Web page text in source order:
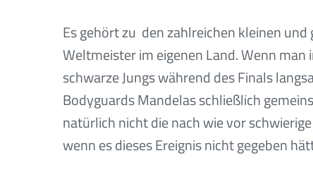
Es gehört zu den zahlreichen kleinen
Weltmeister im eigenen Land. Wenn
schwarze Jungs während des Finals
Bodyguards Mandelas schließlich
natürlich nicht die nach wie vor
wenn es dieses Ereignis nicht gegeben